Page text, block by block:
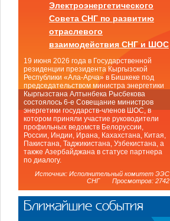
Электроэнергетического
Совета СНГ по развитию
отраслевого
взаимодействия СНГ и ШОС
19 июня 2026 года в Государственной
резиденции президента Кыргызской
Республики «Ала-Арча» в Бишкеке под
председательством министра энергетики
Кыргызстана Алтынбека Рысбекова
состоялось 6-е Совещание министров
энергетики государств-членов ШОС, в
котором приняли участие руководители
профильных ведомств Белоруссии,
России, Индии, Ирана, Кахахстана, Китая,
Пакистана, Таджикистана, Узбекистана, а
также Азербайджана в статусе партнера
по диалогу.
Источник: Исполнительный комитет ЭЭС
СНГ Просмотров: 2742
Ближайшие события